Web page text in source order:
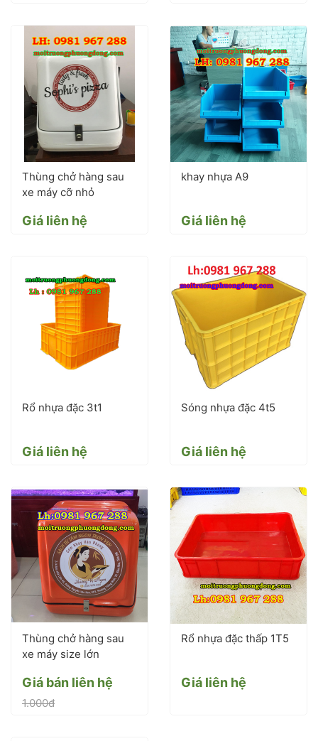
Thùng chở hàng sau
xe máy cỡ nhỏ
Giá liên hệ
khay nhựa A9
Giá liên hệ
Rổ nhựa đặc 3t1
Giá liên hệ
Sóng nhựa đặc 4t5
Giá liên hệ
Thùng chở hàng sau
xe máy size lớn
Giá bán liên hệ
1.000đ
Rổ nhựa đặc thấp 1T5
Giá liên hệ